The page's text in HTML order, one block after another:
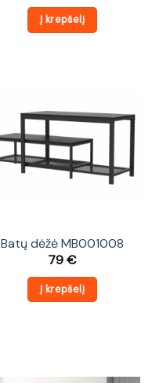
Į krepšelį
Batų dėžė MB001008
79€
Į krepšelį